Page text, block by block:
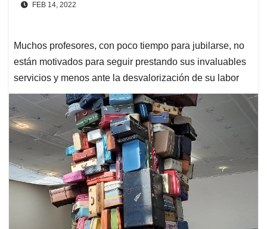
FEB 14, 2022
Muchos profesores, con poco tiempo para jubilarse, no
están motivados para seguir prestando sus invaluables
servicios y menos ante la desvalorización de su labor